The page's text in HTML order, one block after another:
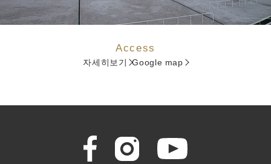
Access
자세히보기 Google map